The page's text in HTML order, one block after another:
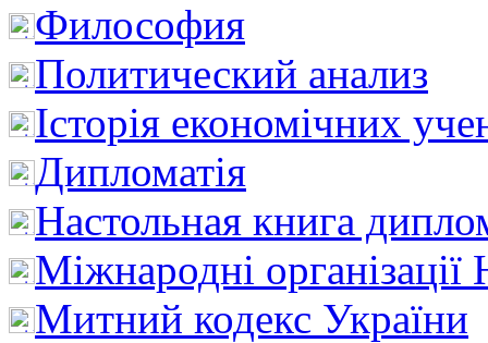
Философия
Политический анализ
Історія економічних
Дипломатія
Настольная книга
Міжнародні
Митний кодекс України